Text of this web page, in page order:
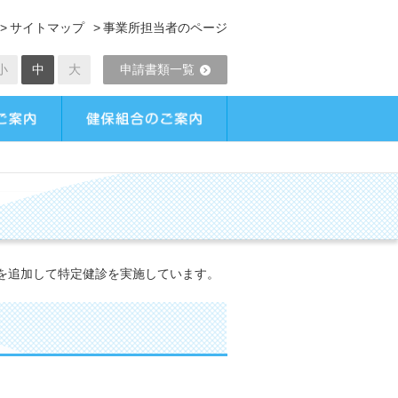
中 大 申請書類一覧
サイトマップ 事業所担当者のページ
加して特定健診を実施しています。